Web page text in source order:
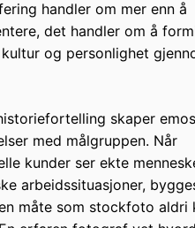
handler om mer enn å
det handler om å
og personlighet
skaper
med målgruppen. Når
kunder ser ekte
arbeidssituasjoner,
måte som stockfoto aldri